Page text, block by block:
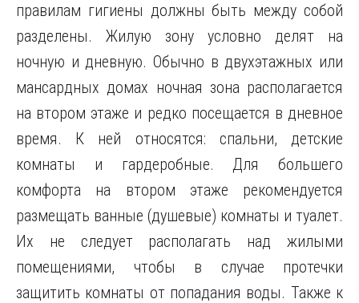
правилам гигиены должны быть между собой
разделены. Жилую зону условно делят на
ночную и дневную. Обычно в двухэтажных или
мансардных домах ночная зона располагается
на втором этаже и редко посещается в дневное
время. К ней относятся: спальни, детские
комнаты и гардеробные. Для большего
комфорта на втором этаже рекомендуется
размещать ванные (душевые) комнаты и туалет.
Их не следует располагать над жилыми
помещениями, чтобы в случае протечки
защитить комнаты от попадания воды. Также к